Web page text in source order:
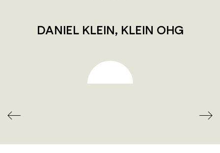
DANIEL KLEIN, KLEIN OHG